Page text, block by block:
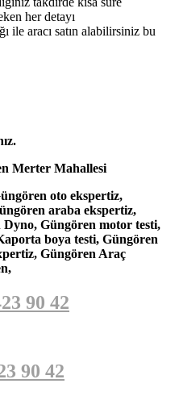
her detayı
ile aracı satın alabilirsiniz bu
Merter Mahallesi
oto ekspertiz,
araba ekspertiz,
Güngören motor testi,
boya testi, Güngören
Güngören Araç
90 42
90 42